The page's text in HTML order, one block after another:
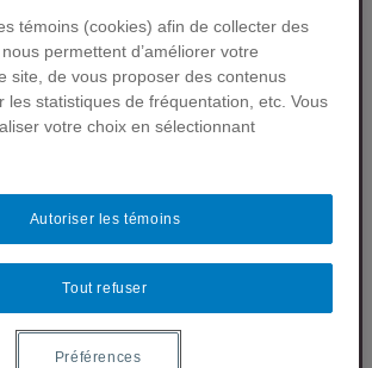
Le territoire de Kenauk
en raison de sa grande
sauvage ainsi que son
caractère unique en tant
que bassin versant et
corridor faunique.
témoins (cookies) afin de collecter des
permettent d’améliorer votre
site, de vous proposer des contenus
les statistiques de fréquentation, etc. Vous
votre choix en sélectionnant
Tout refuser
Autoriser les témoins
Préférences